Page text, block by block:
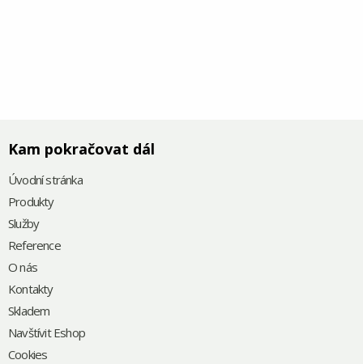
Kam pokračovat dál
Úvodní stránka
Produkty
Služby
Reference
O nás
Kontakty
Skladem
Navštívit Eshop
Cookies